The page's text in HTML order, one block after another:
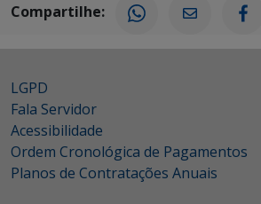
Compartilhe:
LGPD
Fala Servidor
Acessibilidade
Ordem Cronológica de Pagamentos
Planos de Contratações Anuais